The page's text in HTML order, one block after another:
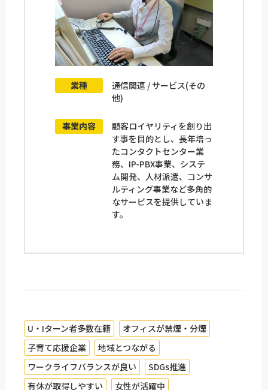
業種
通信関連 / サービス(その
他)
事業内容
顧客ロイヤリティを創り出
す事を目的とし、長年培っ
たコンタクトセンター業
務、IP-PBX事業、システ
ム開発、人材派遣、コンサ
ルティング事業など多角的
なサービスを提供していま
す。
U・Iターン者多数在籍
オフィスが禁煙・分煙
子育て応援企業
地域とつながる
ワークライフバランスが良い
SDGs推進
有休が取得しやすい
女性が活躍中